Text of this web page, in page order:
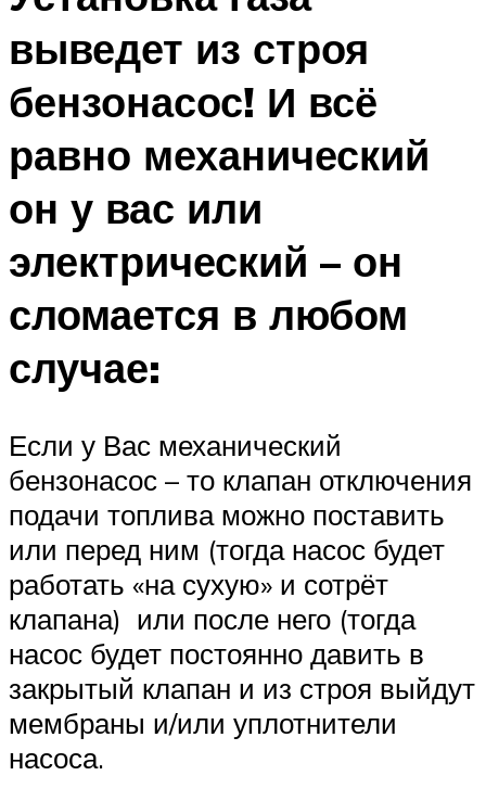
выведет из строя
бензонасос! И всё
равно механический
он у вас или
электрический – он
сломается в любом
случае:
Если у Вас механический
бензонасос – то клапан отключения
подачи топлива можно поставить
или перед ним (тогда насос будет
работать «на сухую» и сотрёт
клапана) или после него (тогда
насос будет постоянно давить в
закрытый клапан и из строя выйдут
мембраны и/или уплотнители
насоса.